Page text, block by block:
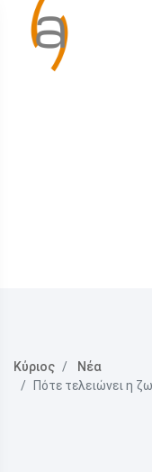
Κύριος
Νέα
Πότε τελειώνει η